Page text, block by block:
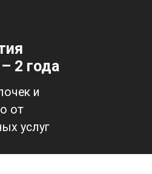
2 года
и
от
услуг